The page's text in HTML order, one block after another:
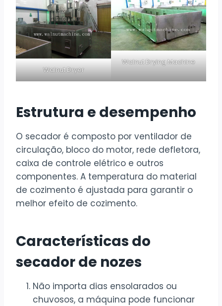
Walnut Dryer
Walnut Drying Machine
Estrutura e desempenho
O secador é composto por ventilador de
circulação, bloco do motor, rede defletora,
caixa de controle elétrico e outros
componentes. A temperatura do material
de cozimento é ajustada para garantir o
melhor efeito de cozimento.
Características do
secador de nozes
Não importa dias ensolarados ou
chuvosos, a máquina pode funcionar